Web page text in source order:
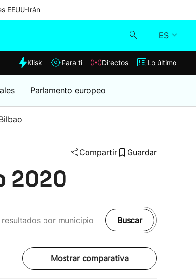
EEUU-Irán
ES
Klisk
Lo último
Klisk Para ti Directos Lo último
Parlamento europeo
Bilbao
Compartir Guardar
2020
Buscar
Mostrar comparativa